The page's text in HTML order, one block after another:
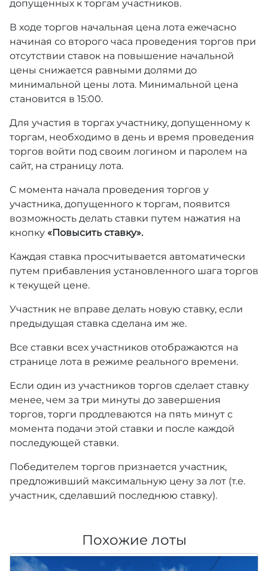
допущенных к торгам участников.
В ходе торгов начальная цена лота ежечасно
начиная со второго часа проведения торгов при
отсутствии ставок на повышение начальной
цены снижается равными долями до
минимальной цены лота. Минимальной цена
становится в 15:00.
Для участия в торгах участнику, допущенному к
торгам, необходимо в день и время проведения
торгов войти под своим логином и паролем на
сайт, на страницу лота.
С момента начала проведения торгов у
участника, допущенного к торгам, появится
возможность делать ставки путем нажатия на
кнопку «Повысить ставку».
Каждая ставка просчитывается автоматически
путем прибавления установленного шага торгов
к текущей цене.
Участник не вправе делать новую ставку, если
предыдущая ставка сделана им же.
Все ставки всех участников отображаются на
странице лота в режиме реального времени.
Если один из участников торгов сделает ставку
менее, чем за три минуты до завершения
торгов, торги продлеваются на пять минут с
момента подачи этой ставки и после каждой
последующей ставки.
Победителем торгов признается участник,
предложивший максимальную цену за лот (т.е.
участник, сделавший последнюю ставку).
Похожие лоты